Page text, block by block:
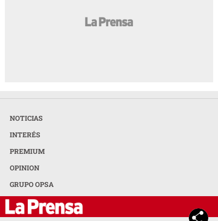
NOTICIAS
INTERÉS
PREMIUM
OPINION
GRUPO OPSA